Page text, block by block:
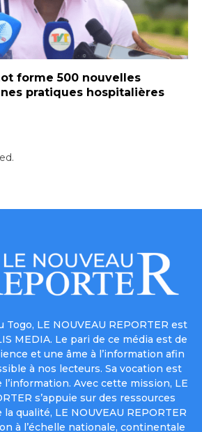
forme 500 nouvelles
pratiques hospitalières
LE NOUVEAU REPORTER est
MEDIA. Le pari de ce média est de
et une âme à l’information afin
à nos lecteurs. Sa vocation est
l’information. Avec cette mission, LE
s’appuie sur des ressources
qualité, LE NOUVEAU REPORTER
à l’échelle nationale, continentale